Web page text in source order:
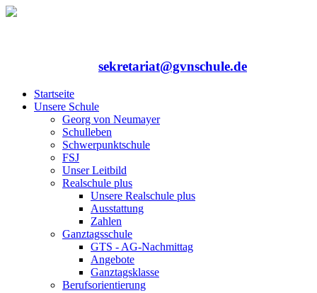
sekretariat@gvnschule.de
Startseite
Unsere Schule
Georg von Neumayer
Schulleben
Schwerpunktschule
FSJ
Unser Leitbild
Realschule plus
Unsere Realschule plus
Ausstattung
Zahlen
Ganztagsschule
GTS - AG-Nachmittag
Angebote
Ganztagsklasse
Berufsorientierung